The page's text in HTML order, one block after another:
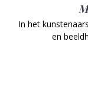
In het
en